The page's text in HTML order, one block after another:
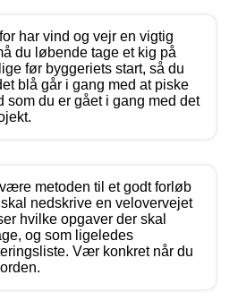
har vind og vejr en vigtig
du løbende tage et kig på
før byggeriets start, så du
blå går i gang med at piske
som du er gået i gang med det
metoden til et godt forløb
nedskrive en velovervejet
hvilke opgaver der skal
og som ligeledes
Vær konkret når du